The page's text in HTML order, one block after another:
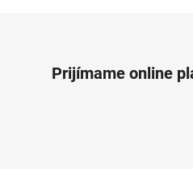
Prijímame online